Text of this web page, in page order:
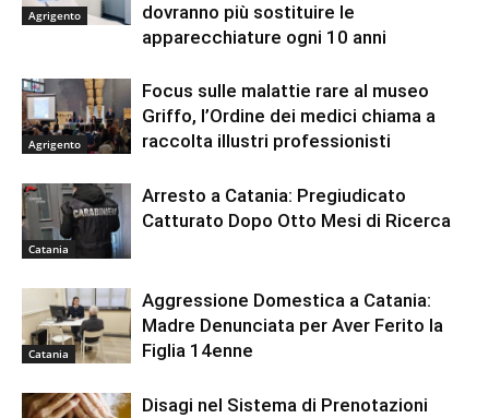
Agrigento
dovranno più sostituire le
apparecchiature ogni 10 anni
Agrigento
Focus sulle malattie rare al museo
Griffo, l’Ordine dei medici chiama a
raccolta illustri professionisti
Catania
Arresto a Catania: Pregiudicato
Catturato Dopo Otto Mesi di Ricerca
Catania
Aggressione Domestica a Catania:
Madre Denunciata per Aver Ferito la
Figlia 14enne
Disagi nel Sistema di Prenotazioni